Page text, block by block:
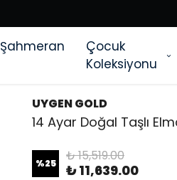
Şahmeran
Çocuk
Koleksiyonu
UYGEN GOLD
14 Ayar Doğal Taşlı
%25 ₺ 15,519.00
₺ 11,639.00